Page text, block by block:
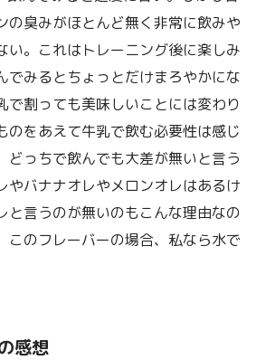
の臭みがほとんど無く非常に飲みや
い。これはトレーニング後に楽しみ
でみるとちょっとだけまろやかにな
で割っても美味しいことには変わり
のをあえて牛乳で飲む必要性は感じ
どっちで飲んでも大差が無いと言う
やバナナオレやメロンオレはあるけ
と言うのが無いのもこんな理由なの
このフレーバーの場合、私なら水で
感想